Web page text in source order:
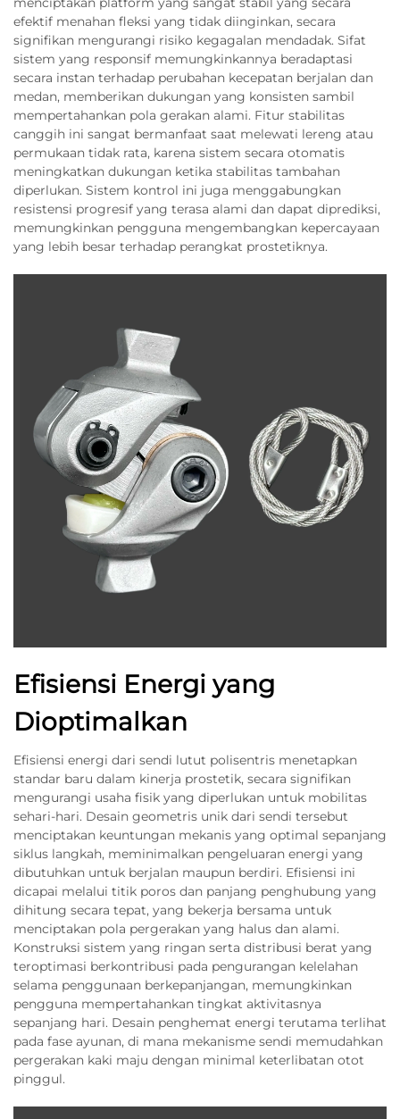
efektif menahan fleksi yang tidak diinginkan, secara
signifikan mengurangi risiko kegagalan mendadak. Sifat
sistem yang responsif memungkinkannya beradaptasi
secara instan terhadap perubahan kecepatan berjalan dan
medan, memberikan dukungan yang konsisten sambil
mempertahankan pola gerakan alami. Fitur stabilitas
canggih ini sangat bermanfaat saat melewati lereng atau
permukaan tidak rata, karena sistem secara otomatis
meningkatkan dukungan ketika stabilitas tambahan
diperlukan. Sistem kontrol ini juga menggabungkan
resistensi progresif yang terasa alami dan dapat diprediksi,
memungkinkan pengguna mengembangkan kepercayaan
yang lebih besar terhadap perangkat prostetiknya.
Efisiensi Energi yang
Dioptimalkan
Efisiensi energi dari sendi lutut polisentris menetapkan
standar baru dalam kinerja prostetik, secara signifikan
mengurangi usaha fisik yang diperlukan untuk mobilitas
sehari-hari. Desain geometris unik dari sendi tersebut
menciptakan keuntungan mekanis yang optimal sepanjang
siklus langkah, meminimalkan pengeluaran energi yang
dibutuhkan untuk berjalan maupun berdiri. Efisiensi ini
dicapai melalui titik poros dan panjang penghubung yang
dihitung secara tepat, yang bekerja bersama untuk
menciptakan pola pergerakan yang halus dan alami.
Konstruksi sistem yang ringan serta distribusi berat yang
teroptimasi berkontribusi pada pengurangan kelelahan
selama penggunaan berkepanjangan, memungkinkan
pengguna mempertahankan tingkat aktivitasnya
sepanjang hari. Desain penghemat energi terutama terlihat
pada fase ayunan, di mana mekanisme sendi memudahkan
pergerakan kaki maju dengan minimal keterlibatan otot
pinggul.